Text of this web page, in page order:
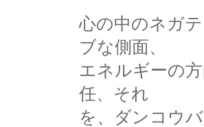
心の中のネガ
ブな側面、
エネルギーの
任、それ
を、ダンコウ